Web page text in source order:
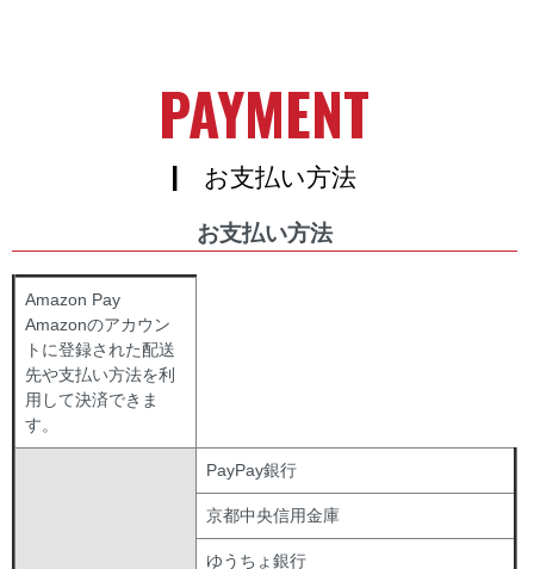
PAYMENT
| お支払い方法
お支払い方法
Amazon Pay
Amazonのアカウン
トに登録された配送
先や支払い方法を利
用して決済できま
す。
PayPay銀行
京都中央信用金庫
ゆうちょ銀行